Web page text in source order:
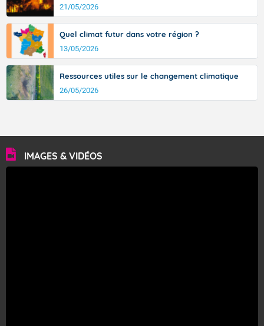
21/05/2026
Quel climat futur dans votre région ?
13/05/2026
Ressources utiles sur le changement climatique
26/05/2026
IMAGES & VIDÉOS